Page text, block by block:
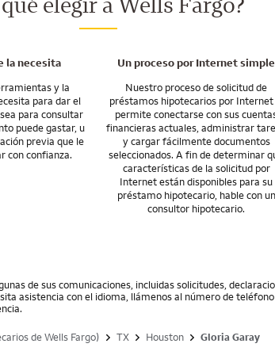
donde quiera que desee ir. Así que, si debe mudarse,
la necesita
y la
para dar el
para consultar
puede gastar, u
previa que le
con confianza.
Un proceso por Internet simple
Nuestro proceso de solicitud de
préstamos hipotecarios por Internet
permite conectarse con sus
financieras actuales, administrar
y cargar fácilmente documentos
seleccionados. A fin de determinar
características de la solicitud por
Internet están disponibles para su
préstamo hipotecario, hable con un
consultor hipotecario.
de sus comunicaciones, incluidas solicitudes,
asistencia con el idioma, llámenos al número de
de Wells Fargo) TX Houston Gloria Garay